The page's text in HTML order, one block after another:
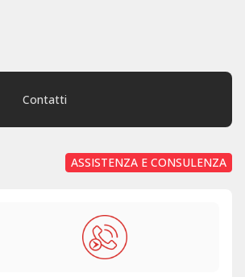
Contatti
ASSISTENZA E CONSULENZA